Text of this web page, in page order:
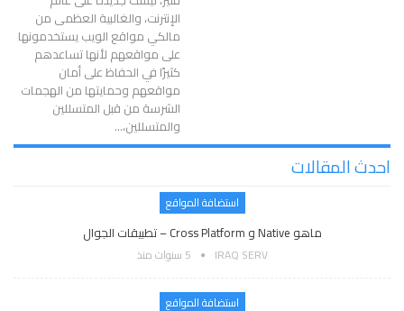
الإنترنت، والغالبية العظمى من
مالكي مواقع الويب يستخدمونها
على مواقعهم لأنها تساعدهم
كثيرًا في الحفاظ على أمان
مواقعهم وحمايتها من الهجمات
الشرسة من قبل المتسللين
والمتسللين،…
احدث المقالات
استضافة المواقع
ماهو Native و Cross Platform – تطبيقات الجوال
IRAQ SERV 5 سنوات منذ
استضافة المواقع